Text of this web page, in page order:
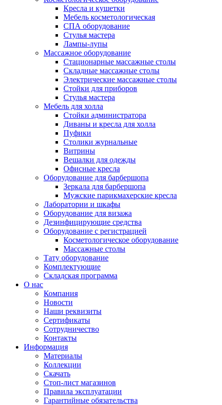
Кресла и кушетки
Мебель косметологическая
СПА оборудование
Стулья мастера
Лампы-лупы
Массажное оборудование
Стационарные массажные столы
Складные массажные столы
Электрические массажные столы
Стойки для приборов
Стулья мастера
Мебель для холла
Стойки администратора
Диваны и кресла для холла
Пуфики
Столики журнальные
Витрины
Вешалки для одежды
Офисные кресла
Оборудование для барбершопа
Зеркала для барбершопа
Мужские парикмахерские кресла
Лаборатории и шкафы
Оборудование для визажа
Дезинфицирующие средства
Оборудование с регистрацией
Косметологическое оборудование
Массажные столы
Тату оборудование
Комплектующие
Складская программа
О нас
Компания
Новости
Наши реквизиты
Сертификаты
Сотрудничество
Контакты
Информация
Материалы
Коллекции
Скачать
Стоп-лист магазинов
Правила эксплуатации
Гарантийные обязательства